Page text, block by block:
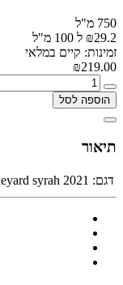
750 מ"ל
₪29.2 ל 100 מ"ל
זמינות: קיים במלאי
₪219.00
הוספה לסל
תיאור
דגם: syrah 2021